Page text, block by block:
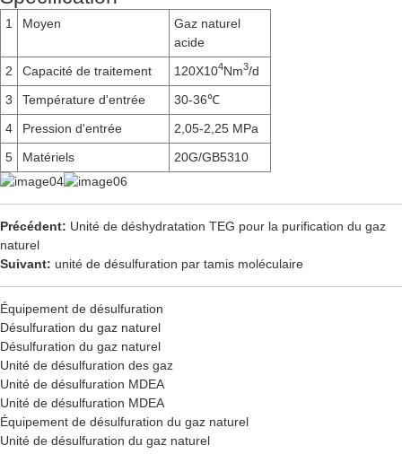
1 Moyen
Gaz naturel
acide
2
Capacité de traitement 120X104Nm3/d
3
Température d'entrée
30-36℃
4
Pression d'entrée
2,05-2,25 MPa
5
Matériels 20G/GB5310
Précédent: Unité de déshydratation TEG pour la purification du gaz
naturel
Suivant: unité de désulfuration par tamis moléculaire
Équipement de désulfuration
Désulfuration du gaz naturel
Désulfuration du gaz naturel
Unité de désulfuration des gaz
Unité de désulfuration MDEA
Unité de désulfuration MDEA
Équipement de désulfuration du gaz naturel
Unité de désulfuration du gaz naturel